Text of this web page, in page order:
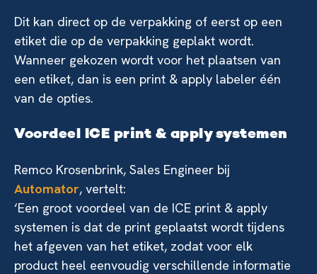
Dit kan direct op de verpakking of eerst op een
etiket die op de verpakking geplakt wordt.
Wanneer gekozen wordt voor het plaatsen van
een etiket, dan is een print & apply labeler één
van de opties.
Voordeel ICE print & apply systemen
Remco Krosenbrink, Sales Engineer bij
Automator, vertelt:
‘Een groot voordeel van de ICE print & apply
systemen is dat de print geplaatst wordt tijdens
het afgeven van het etiket, zodat voor elk
product heel eenvoudig verschillende informatie